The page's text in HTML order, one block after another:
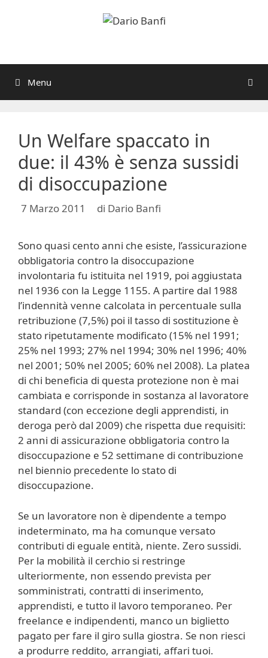
Menu
Un Welfare spaccato in
due: il 43% è senza sussidi
di disoccupazione
7 Marzo 2011 di Dario Banfi
Sono quasi cento anni che esiste, l’assicurazione
obbligatoria contro la disoccupazione
involontaria fu istituita nel 1919, poi aggiustata
nel 1936 con la Legge 1155. A partire dal 1988
l’indennità venne calcolata in percentuale sulla
retribuzione (7,5%) poi il tasso di sostituzione è
stato ripetutamente modificato (15% nel 1991;
25% nel 1993; 27% nel 1994; 30% nel 1996; 40%
nel 2001; 50% nel 2005; 60% nel 2008). La platea
di chi beneficia di questa protezione non è mai
cambiata e corrisponde in sostanza al lavoratore
standard (con eccezione degli apprendisti, in
deroga però dal 2009) che rispetta due requisiti:
2 anni di assicurazione obbligatoria contro la
disoccupazione e 52 settimane di contribuzione
nel biennio precedente lo stato di
disoccupazione.
Se un lavoratore non è dipendente a tempo
indeterminato, ma ha comunque versato
contributi di eguale entità, niente. Zero sussidi.
Per la mobilità il cerchio si restringe
ulteriormente, non essendo prevista per
somministrati, contratti di inserimento,
apprendisti, e tutto il lavoro temporaneo. Per
freelance e indipendenti, manco un biglietto
pagato per fare il giro sulla giostra. Se non riesci
a produrre reddito, arrangiati, affari tuoi.